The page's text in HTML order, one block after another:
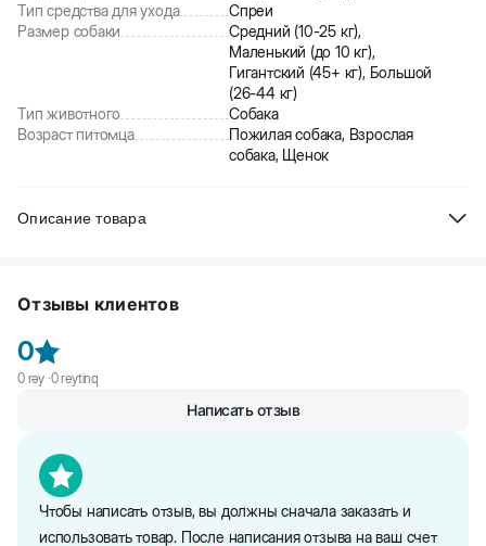
Тип средства для ухода
Спреи
Размер собаки
Средний (10-25 кг),
Маленький (до 10 кг),
Гигантский (45+ кг), Большой
(26-44 кг)
Тип животного
Собака
Возраст питомца
Пожилая собака, Взрослая
собака, Щенок
Описание товара
различного рода поверхностей (клетки, аксессуары, мебельная
и распылите на загрязненную поверхность (пятно), чтобы
испачканное место было достаточно увлажнено. Подождите 5-
Отзывы клиентов
0
0rəy ·0reytinq
Чтобы написать отзыв, вы должны сначала заказать и
использовать товар. После написания отзыва на ваш счет
Написать отзыв